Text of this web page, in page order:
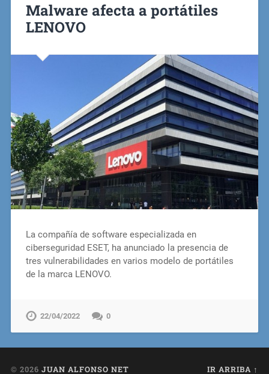
Malware afecta a portátiles
LENOVO
La compañía de software especializada en
ciberseguridad ESET, ha anunciado la presencia de
tres vulnerabilidades en varios modelo de portátiles
de la marca LENOVO.
22/04/2022 0
© 2026 JUAN ALFONSO NET IR ARRIBA ↑